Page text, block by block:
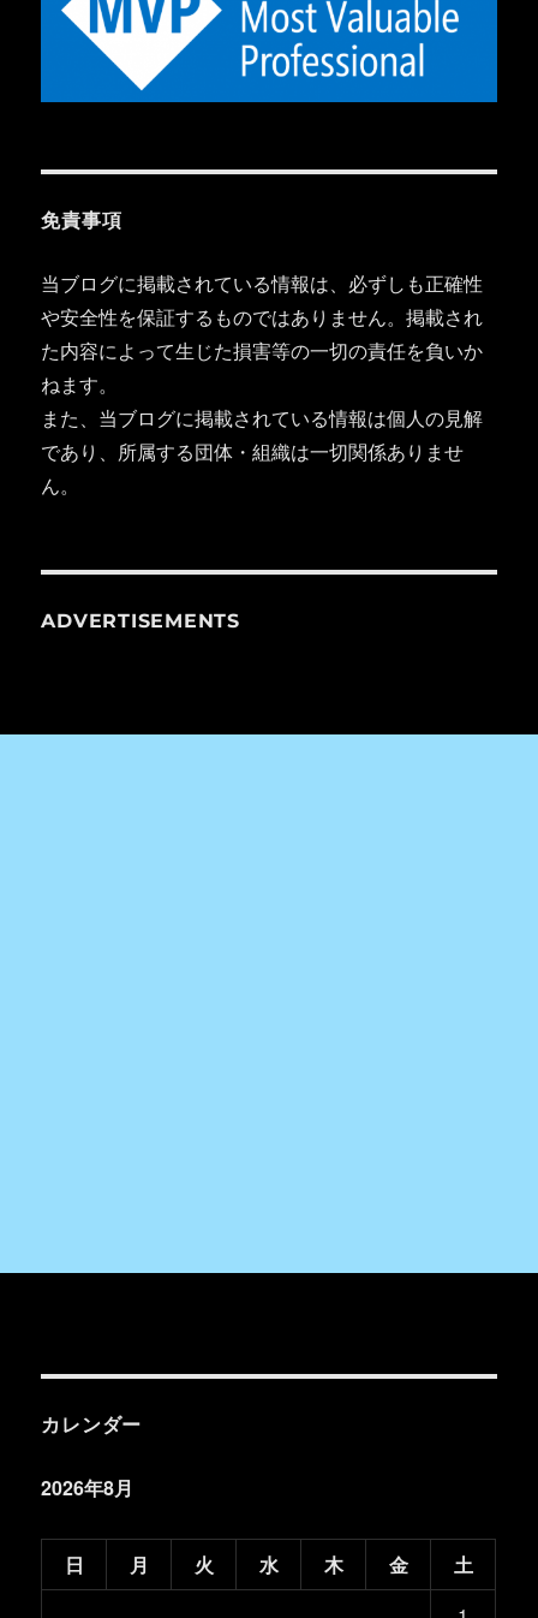
免責事項
当ブログに掲載されている情報は、必ずしも正確性
や安全性を保証するものではありません。掲載され
た内容によって生じた損害等の一切の責任を負いか
ねます。
また、当ブログに掲載されている情報は個人の見解
であり、所属する団体・組織は一切関係ありませ
ん。
ADVERTISEMENTS
カレンダー
2026年8月
日 月 火 水 木 金
土